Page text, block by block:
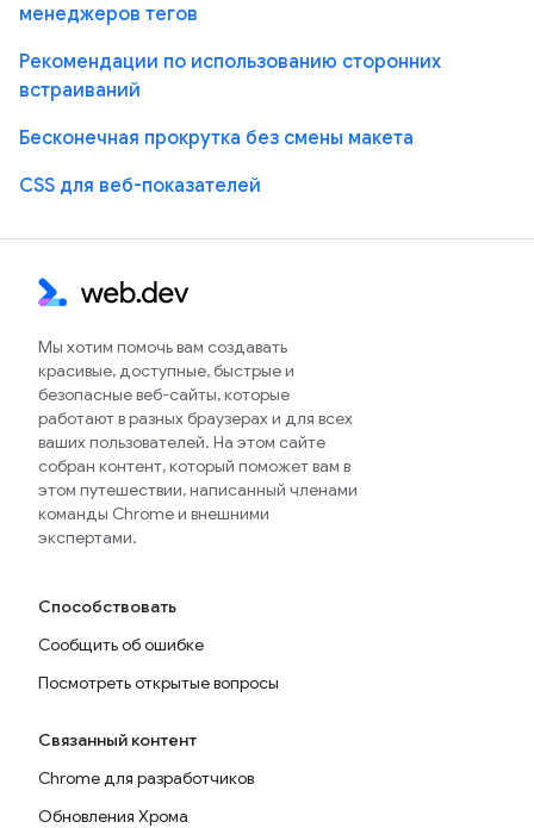
менеджеров тегов
Рекомендации по использованию сторонних
встраиваний
Бесконечная прокрутка без смены макета
CSS для веб-показателей
Мы хотим помочь вам создавать
красивые, доступные, быстрые и
безопасные веб-сайты, которые
работают в разных браузерах и для всех
ваших пользователей. На этом сайте
собран контент, который поможет вам в
этом путешествии, написанный членами
команды Chrome и внешними
экспертами.
Способствовать
Сообщить об ошибке
Посмотреть открытые вопросы
Связанный контент
Chrome для разработчиков
Обновления Хрома